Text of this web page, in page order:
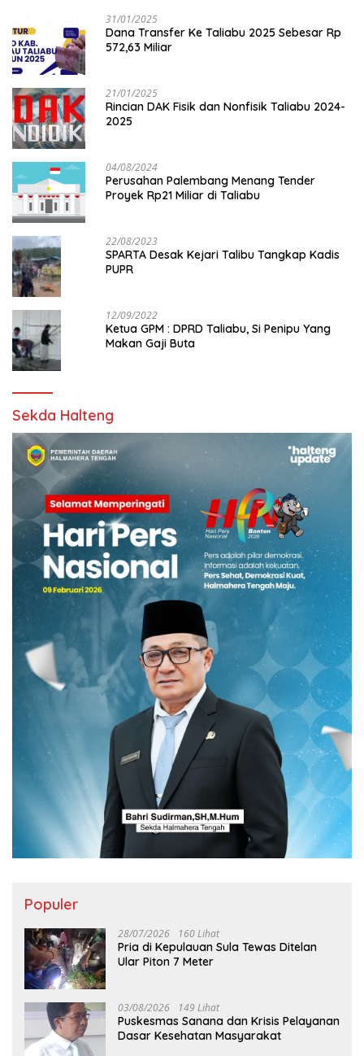
31/01/2025
Dana Transfer Ke Taliabu 2025 Sebesar Rp
572,63 Miliar
21/01/2025
Rincian DAK Fisik dan Nonfisik Taliabu 2024-
2025
04/08/2024
Perusahan Palembang Menang Tender
Proyek Rp21 Miliar di Taliabu
22/08/2023
SPARTA Desak Kejari Talibu Tangkap Kadis
PUPR
12/09/2022
Ketua GPM : DPRD Taliabu, Si Penipu Yang
Makan Gaji Buta
Sekda Halteng
Populer
28/07/2026 160 Lihat
Pria di Kepulauan Sula Tewas Ditelan
Ular Piton 7 Meter
03/08/2026 149 Lihat
Puskesmas Sanana dan Krisis Pelayanan
Dasar Kesehatan Masyarakat